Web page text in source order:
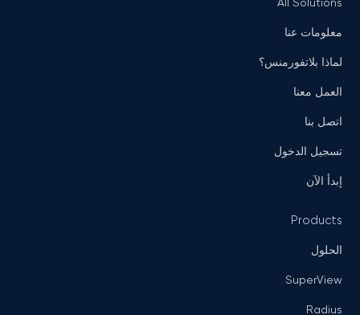
معلومات عنا
لماذا بلاتفورمنس؟
العمل معنا
اتصل بنا
تسجيل الدخول
إبدأ الآن
Products
الحلول
SuperView
Radius